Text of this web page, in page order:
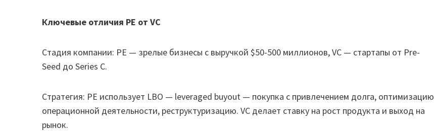
Ключевые отличия PE от VC
Стадия компании: PE — зрелые бизнесы с выручкой $50-500 миллионов, VC — стартапы от Pre-
Seed до Series C.
Стратегия: PE использует LBO — leveraged buyout — покупка с привлечением долга, оптимизацию
операционной деятельности, реструктуризацию. VC делает ставку на рост продукта и выход на
рынок.